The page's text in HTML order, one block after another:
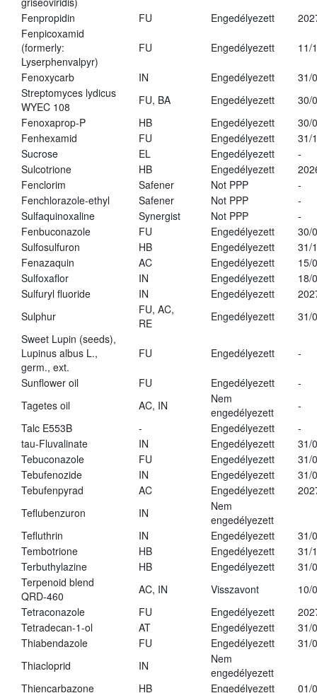
Fenpropidin FU Engedélyezett
Fenpicoxamid
(formerly:
Lyserphenvalpyr)
FU Engedélyezett 11/
Fenoxycarb IN Engedélyezett
31/
Streptomyces lydicus
WYEC 108
FU, BA Engedélyezett
30/
Fenoxaprop-P
HB Engedélyezett
30/
Fenhexamid
FU Engedélyezett
31/
Sucrose
EL Engedélyezett
-
Sulcotrione
HB Engedélyezett
Fenclorim
Safener Not PPP
-
Fenchlorazole-ethyl
Safener Not PPP
-
Sulfaquinoxaline
Synergist Not PPP
-
Fenbuconazole
FU Engedélyezett
30/
Sulfosulfuron
HB Engedélyezett
31/
Fenazaquin
AC Engedélyezett
15/
Sulfoxaflor
IN Engedélyezett
18/
Sulfuryl fluoride
IN Engedélyezett
Sulphur
FU, AC,
RE
Engedélyezett
31/
Sweet Lupin (seeds),
Lupinus albus L.,
germ., ext.
FU Engedélyezett -
Sunflower oil FU Engedélyezett
-
Tagetes oil
AC, IN
Nem
engedélyezett
-
Talc E553B
- Engedélyezett
-
tau-Fluvalinate
IN Engedélyezett
31/
Tebuconazole
FU Engedélyezett
31/
Tebufenozide
IN Engedélyezett
31/
Tebufenpyrad
AC Engedélyezett
Teflubenzuron
IN
Nem
engedélyezett
Tefluthrin
IN Engedélyezett
31/
Tembotrione
HB Engedélyezett
31/
Terbuthylazine
HB Engedélyezett
31/
Terpenoid blend
QRD-460
AC, IN Visszavont
10/
Tetraconazole
FU Engedélyezett
Tetradecan-1-ol
AT Engedélyezett
31/
Thiabendazole
FU Engedélyezett
31/
Thiacloprid
IN
Nem
engedélyezett
Thiencarbazone
HB Engedélyezett
01/